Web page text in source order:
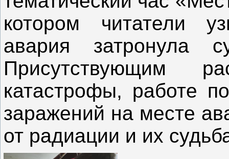
котором читатели
авария затронула
Присутствующим
катастрофы, работе
заражений на месте
от радиации и их